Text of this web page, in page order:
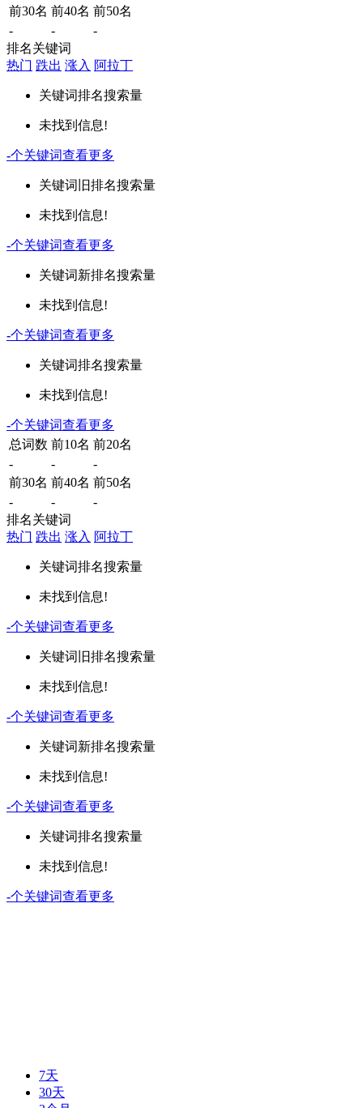
前30名 前40名 前50名
-
-
-
排名关键词
热门 跌出 涨入 阿拉丁
关键词排名搜索量
未找到信息!
-个关键词查看更多
关键词 旧排名搜索量
未找到信息!
-个关键词查看更多
关键词新排名搜索量
未找到信息!
-个关键词查看更多
关键词排名搜索量
未找到信息!
-个关键词查看更多
总词数 前10名 前20名
-
-
-
前30名 前40名 前50名
-
-
-
排名关键词
热门 跌出 涨入 阿拉丁
关键词排名搜索量
未找到信息!
-个关键词查看更多
关键词 旧排名搜索量
未找到信息!
-个关键词查看更多
关键词新排名搜索量
未找到信息!
-个关键词查看更多
关键词排名搜索量
未找到信息!
-个关键词查看更多
7天
30天